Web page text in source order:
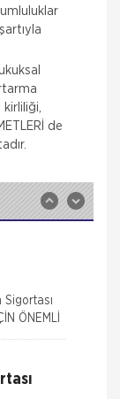
kirliliği,
de
karşı
ekonomik